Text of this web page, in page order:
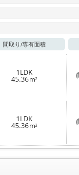
間取り/専有面積
1LDK
45.36m² お
気
に
入
り
登
録
1LDK
45.36m² お
気
に
入
登